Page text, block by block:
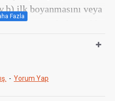
ilk boyanmasını veya
çok dayanıklı
Kullanım amaçları
- Yorum Yap